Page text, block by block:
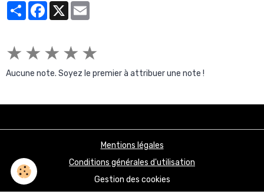
PartagerFacebook
X
★ ★ ★ ★ ★
Aucune note. Soyez le premier à attribuer une note !
Mentions légales
Conditions générales d'utilisation
Gestion des cookies